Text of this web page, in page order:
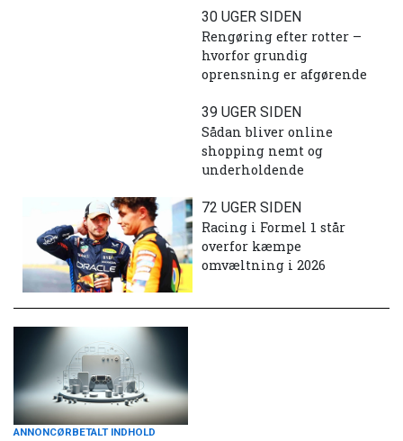
30 UGER SIDEN
Rengøring efter rotter –
hvorfor grundig
oprensning er afgørende
39 UGER SIDEN
Sådan bliver online
shopping nemt og
underholdende
72 UGER SIDEN
Racing i Formel 1 står
overfor kæmpe
omvæltning i 2026
ANNONCØRBETALT INDHOLD